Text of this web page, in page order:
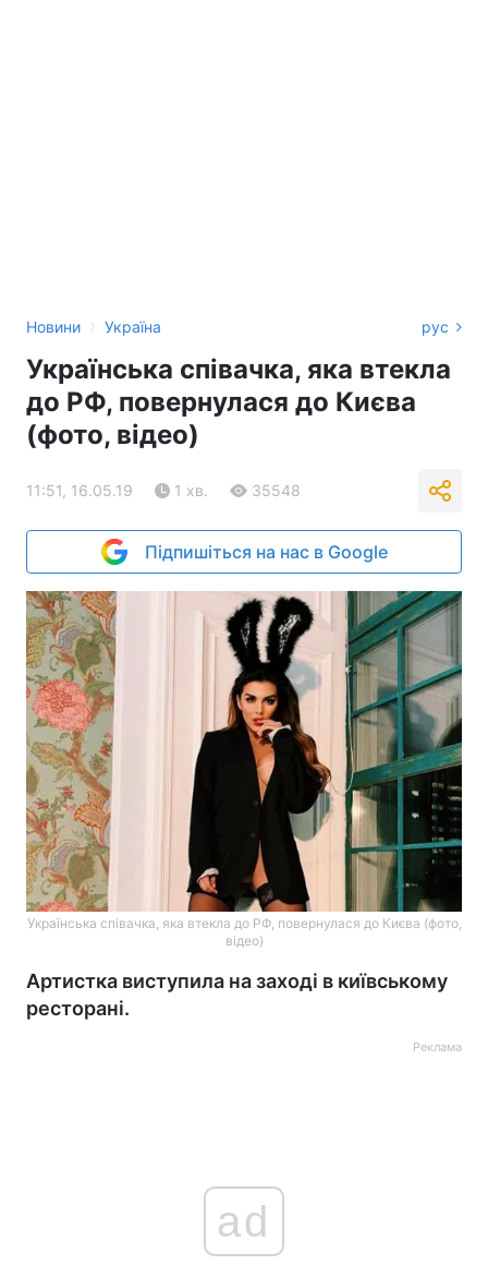
Новини › Україна рус
Українська співачка, яка втекла
до РФ, повернулася до Києва
(фото, відео)
11:51, 16.05.19 1 хв. 35548
Підпишіться на нас в Google
Українська співачка, яка втекла до РФ, повернулася до Києва (фото,
відео)
Артистка виступила на заході в київському
ресторані.
Реклама
ad